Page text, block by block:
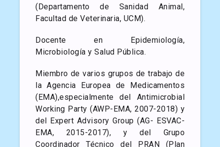
(Departamento de Sanidad Animal,
Facultad de Veterinaria, UCM).
Docente en Epidemiología,
Microbiología y Salud Pública.
Miembro de varios grupos de trabajo de
la Agencia Europea de Medicamentos
(EMA),especialmente del Antimicrobial
Working Party (AWP-EMA, 2007-2018) y
del Expert Advisory Group (AG- ESVAC-
EMA, 2015-2017), y del Grupo
Coordinador Técnico del PRAN (Plan